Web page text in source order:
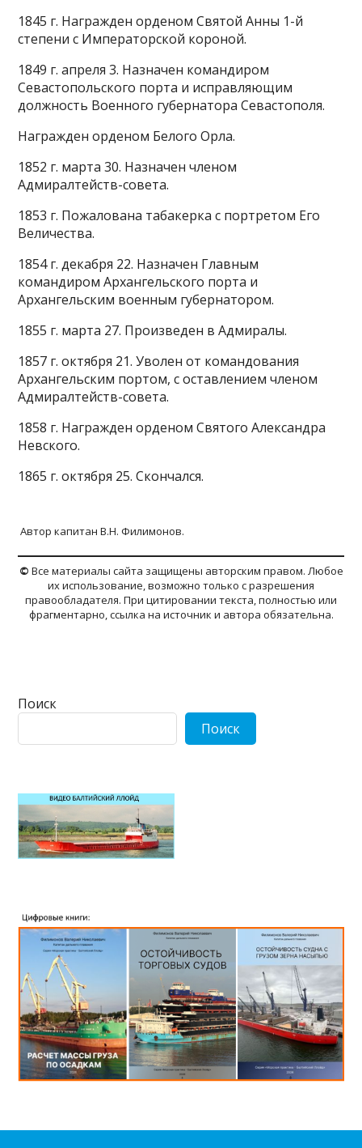
1845 г. Награжден орденом Святой Анны 1-й
степени с Императорской короной.
1849 г. апреля 3. Назначен командиром
Севастопольского порта и исправляющим
должность Военного губернатора Севастополя.
Награжден орденом Белого Орла.
1852 г. марта 30. Назначен членом
Адмиралтейств-совета.
1853 г. Пожалована табакерка с портретом Его
Величества.
1854 г. декабря 22. Назначен Главным
командиром Архангельского порта и
Архангельским военным губернатором.
1855 г. марта 27. Произведен в Адмиралы.
1857 г. октября 21. Уволен от командования
Архангельским портом, с оставлением членом
Адмиралтейств-совета.
1858 г. Награжден орденом Святого Александра
Невского.
1865 г. октября 25. Скончался.
Автор капитан В.Н. Филимонов.
© Все материалы сайта защищены авторским правом. Любое
их использование, возможно только с разрешения
правообладателя. При цитировании текста, полностью или
фрагментарно, ссылка на источник и автора обязательна.
Поиск
Поиск